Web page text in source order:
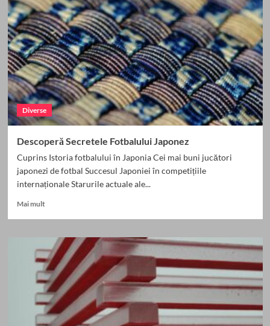
cu
peisaje
nebunești
și
castele
magice
Diverse
Descoperă Secretele Fotbalului Japonez
Cuprins Istoria fotbalului în Japonia Cei mai buni jucători
japonezi de fotbal Succesul Japoniei în competițiile
internaționale Starurile actuale ale...
Mai multRead
Descoperă
Secretele
Fotbalului
Japonez